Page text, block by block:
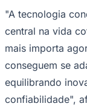
"A tecnologia
central na vida
mais importa
conseguem se
equilibrando
confiabilidade",